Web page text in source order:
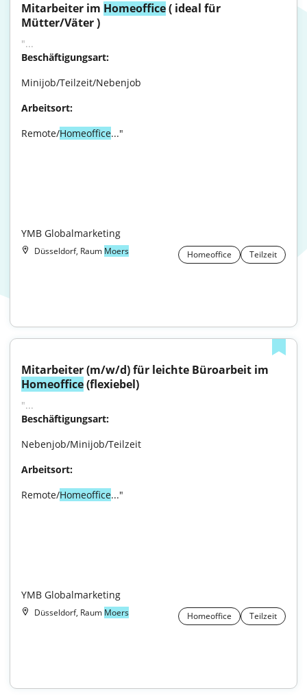
Mitarbeiter im Homeoffice ( ideal für
Mütter/Väter )
"...
Beschäftigungsart:
Minijob/Teilzeit/Nebenjob
Arbeitsort:
Remote/Homeoffice..."
YMB Globalmarketing
Düsseldorf, Raum Moers Homeoffice Teilzeit
Homeoffice (flexiebel)
"...
Beschäftigungsart:
Nebenjob/Minijob/Teilzeit
Arbeitsort:
Remote/Homeoffice..."
YMB Globalmarketing
Düsseldorf, Raum Moers Homeoffice Teilzeit